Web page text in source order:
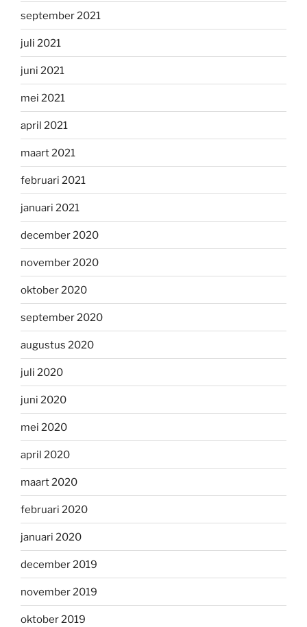
september 2021
juli 2021
juni 2021
mei 2021
april 2021
maart 2021
februari 2021
januari 2021
december 2020
november 2020
oktober 2020
september 2020
augustus 2020
juli 2020
juni 2020
mei 2020
april 2020
maart 2020
februari 2020
januari 2020
december 2019
november 2019
oktober 2019